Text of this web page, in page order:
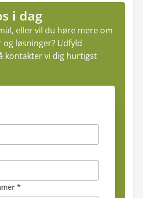
i dag
eller vil du høre mere om
løsninger? Udfyld
kontakter vi dig hurtigst
*